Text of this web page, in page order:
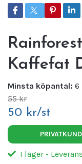
Kaffefat
Minsta köpantal: 6
55 kr
50 kr/st
PRIVATKUND
I lager -